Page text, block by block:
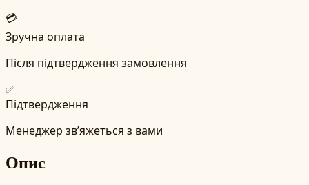
💳
Зручна оплата
Після підтвердження замовлення
✅
Підтвердження
Менеджер зв’яжеться з вами
Опис